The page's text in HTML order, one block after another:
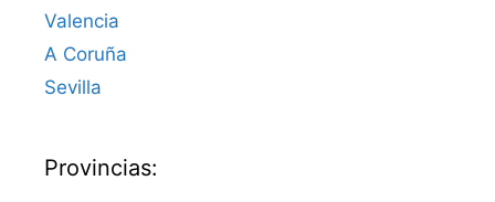
Valencia
A Coruña
Sevilla
Provincias: